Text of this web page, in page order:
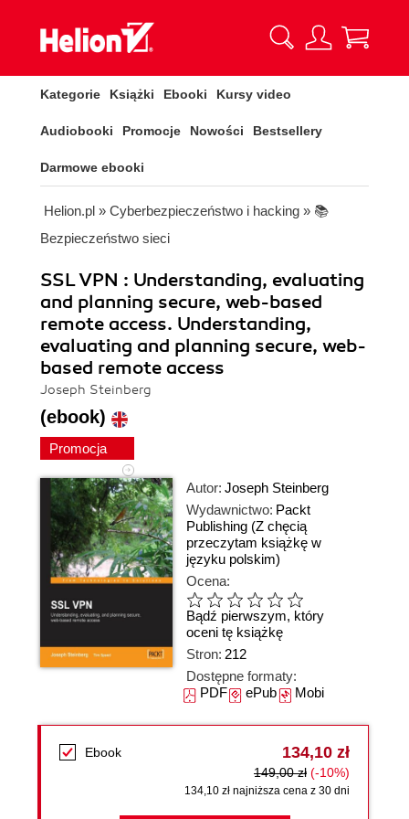
Kategorie Książki Ebooki Kursy video
Audiobooki Promocje Nowości Bestsellery
Darmowe ebooki
Helion.pl » Cyberbezpieczeństwo i hacking » 📚
Bezpieczeństwo sieci
SSL VPN : Understanding, evaluating
and planning secure, web-based
remote access. Understanding,
evaluating and planning secure, web-
based remote access
Joseph Steinberg
(ebook)
Promocja
Autor: Joseph Steinberg
Wydawnictwo: Packt
Publishing (Z chęcią
przeczytam książkę w
języku polskim)
Ocena:
Bądź pierwszym, który
oceni tę książkę
Stron: 212
Dostępne formaty:
PDFePubMobi
Ebook 134,10 zł
149,00 zł (-10%)
134,10 zł najniższa cena z 30 dni